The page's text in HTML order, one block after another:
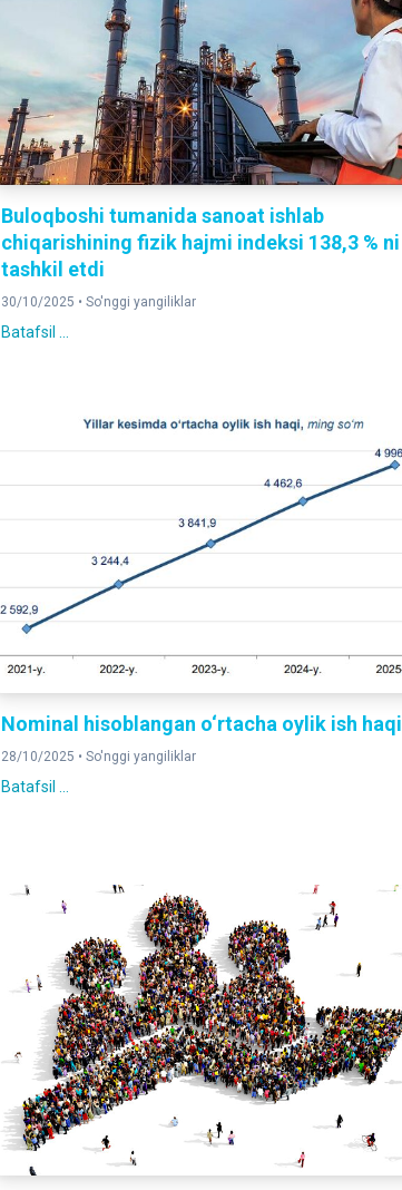
Buloqboshi tumanida sanoat ishlab
chiqarishining fizik hajmi indeksi 138,3 % ni
tashkil etdi
30/10/2025 • So'nggi yangiliklar
Batafsil ...
Nominal hisoblangan o‘rtacha oylik ish haqi
28/10/2025 • So'nggi yangiliklar
Batafsil ...